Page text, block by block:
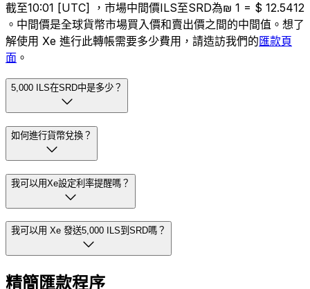
截至10:01 [UTC] ，市場中間價ILS至SRD為₪ 1 = $ 12.5412
。中間價是全球貨幣市場買入價和賣出價之間的中間值。想了
解使用 Xe 進行此轉帳需要多少費用，請造訪我們的匯款頁
面 。
5,000 ILS在SRD中是多少？
如何進行貨幣兌換？
我可以用Xe設定利率提醒嗎？
我可以用 Xe 發送5,000 ILS到SRD嗎？
精簡匯款程序